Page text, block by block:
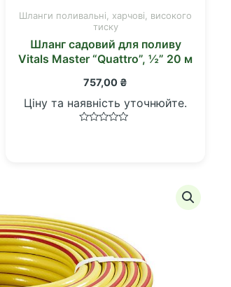
Шланги поливальні, харчові, високого
тиску
Шланг садовий для поливу
Vitals Master “Quattro”, ½” 20 м
757,00 ₴
Ціну та наявність уточнюйте.